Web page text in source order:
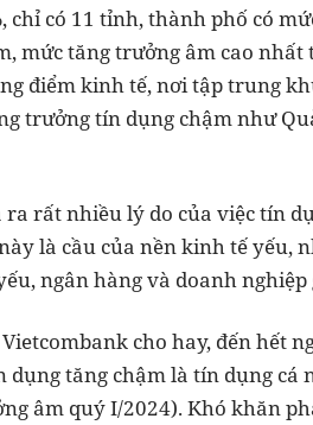
chỉ có 11 tỉnh, thành phố có
mức tăng trưởng âm cao nhất
điểm kinh tế, nơi tập trung
trưởng tín dụng chậm như
rất nhiều lý do của việc tín
là cầu của nền kinh tế yếu,
ngân hàng và doanh
cho hay, đến hết
tăng chậm là tín dụng cá
âm quý I/2024). Khó khăn